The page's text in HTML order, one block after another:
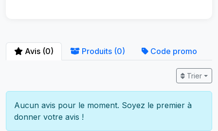
Avis (0) Produits (0) Code promo
Trier
Aucun avis pour le moment. Soyez le premier à
donner votre avis !